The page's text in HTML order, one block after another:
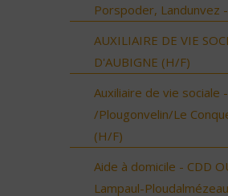
Porspoder, Landunvez
AUXILIAIRE DE VIE
D'AUBIGNE (H/F)
Auxiliaire de vie sociale
/Plougonvelin/Le
(H/F)
Aide à domicile - CDD
Lampaul-